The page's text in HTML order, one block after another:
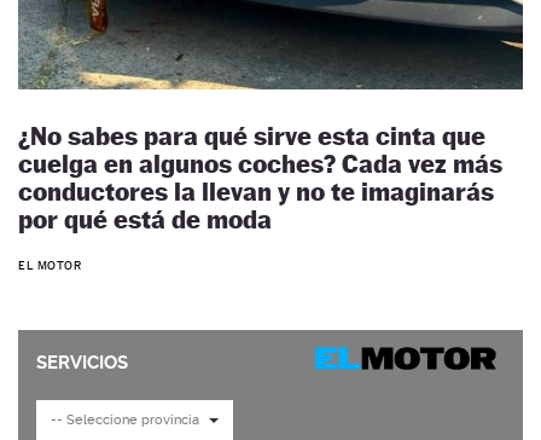
¿No sabes para qué sirve esta cinta que
cuelga en algunos coches? Cada vez más
conductores la llevan y no te imaginarás
por qué está de moda
EL MOTOR